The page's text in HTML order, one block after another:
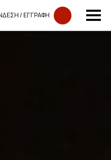
/ ΕΓΓΡΑΦΗ